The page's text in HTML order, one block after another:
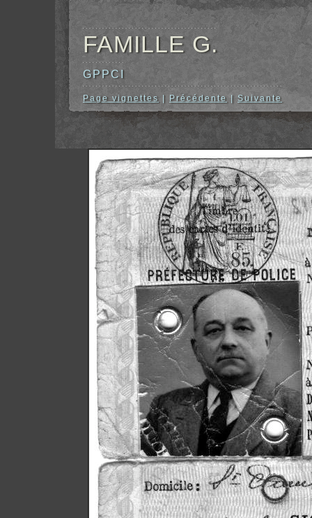
FAMILLE G.
GPPCI
Page vignettes Précédente | Suivante